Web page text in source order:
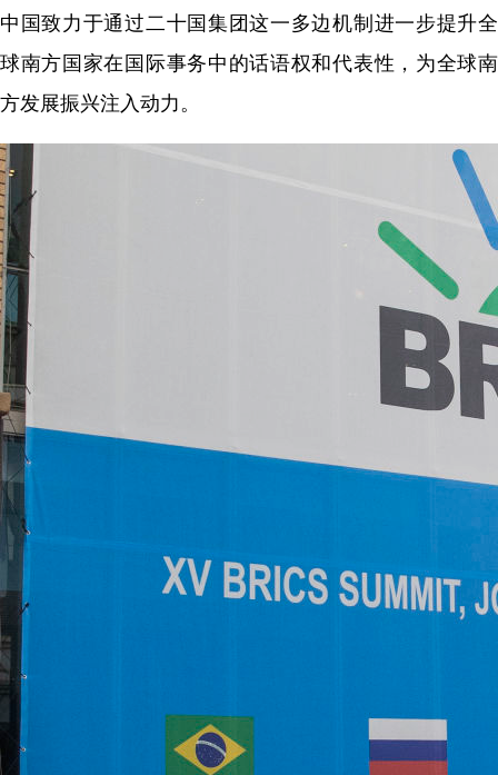
中国致力于通过二十国集团这一多边机制进一步提升全
球南方国家在国际事务中的话语权和代表性，为全球南
方发展振兴注入动力。